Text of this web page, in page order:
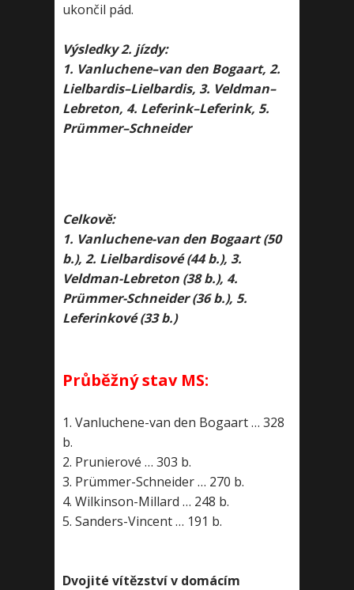
ukončil pád.
Výsledky 2. jízdy:
1. Vanluchene–van den Bogaart, 2.
Lielbardis–Lielbardis, 3. Veldman–
Lebreton, 4. Leferink–Leferink, 5.
Prümmer–Schneider
Celkově:
1. Vanluchene-van den Bogaart (50
b.), 2. Lielbardisové (44 b.), 3.
Veldman-Lebreton (38 b.), 4.
Prümmer-Schneider (36 b.), 5.
Leferinkové (33 b.)
Průběžný stav MS:
1. Vanluchene-van den Bogaart … 328
b.
2. Prunierové … 303 b.
3. Prümmer-Schneider … 270 b.
4. Wilkinson-Millard … 248 b.
5. Sanders-Vincent … 191 b.
Dvojité vítězství v domácím